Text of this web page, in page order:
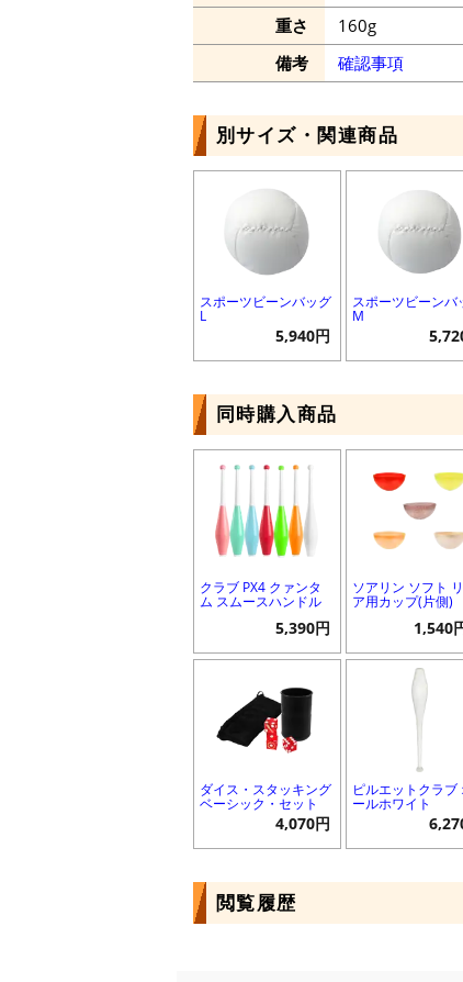
重さ
160g
備考
確認事項
別サイズ・関連商品
スポーツビーンバッグ
L
5,940円
スポーツビーンバ
M
同時購入商品
クラブ PX4 クァンタ
ム スムースハンドル
5,390円
ソアリン ソフト
ア用カップ(片側)
1,540
ダイス・スタッキング
ベーシック・セット
4,070円
ピルエットクラブ
ールホワイト
閲覧履歴